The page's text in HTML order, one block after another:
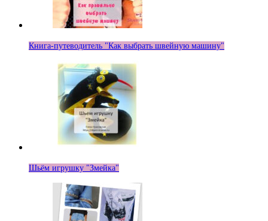
Книга-путеводитель "Как выбрать швейную машину"
Шьём игрушку "Змейка"